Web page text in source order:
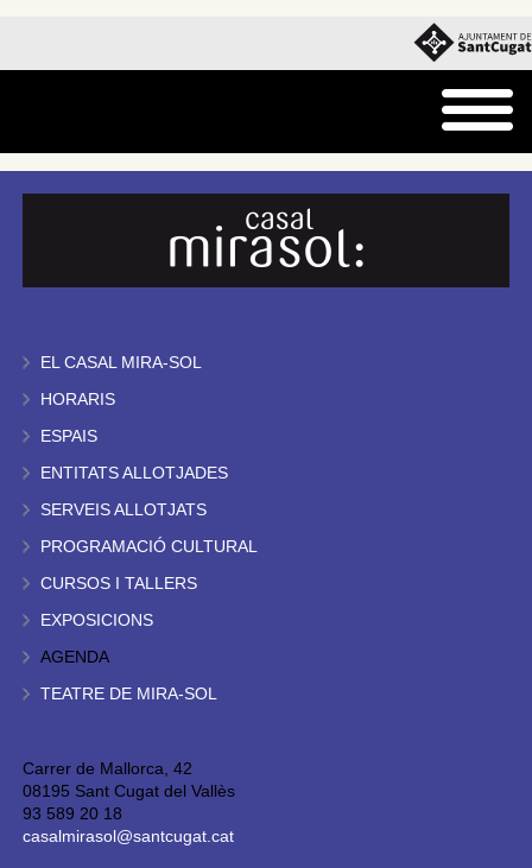
EL CASAL MIRA-SOL
HORARIS
ESPAIS
ENTITATS ALLOTJADES
SERVEIS ALLOTJATS
PROGRAMACIÓ CULTURAL
CURSOS I TALLERS
EXPOSICIONS
AGENDA
TEATRE DE MIRA-SOL
Carrer de Mallorca, 42
08195 Sant Cugat del Vallès
93 589 20 18
casalmirasol@santcugat.cat